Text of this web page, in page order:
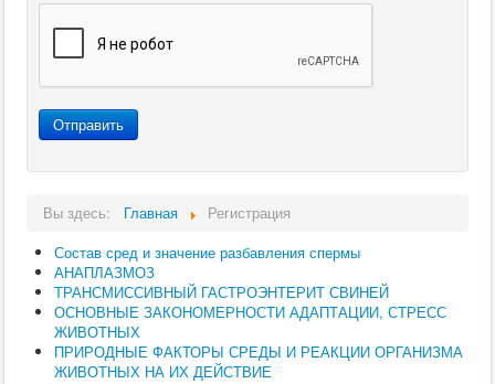
Отправить
Вы здесь: Главная
Регистрация
Состав сред и значение разбавления спермы
АНАПЛАЗМОЗ
ТРАНСМИССИВНЫЙ ГАСТРОЭНТЕРИТ СВИНЕЙ
ОСНОВНЫЕ ЗАКОНОМЕРНОСТИ АДАПТАЦИИ, СТРЕСС
ЖИВОТНЫХ
ПРИРОДНЫЕ ФАКТОРЫ СРЕДЫ И РЕАКЦИИ ОРГАНИЗМА
ЖИВОТНЫХ НА ИХ ДЕЙСТВИЕ